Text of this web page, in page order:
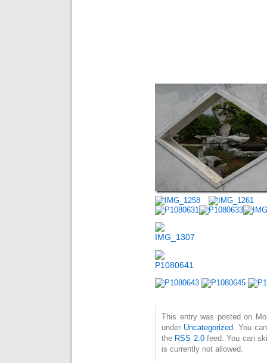
This entry was posted on
under Uncategorized. You
the RSS 2.0feed. You can
is currently not allowed.